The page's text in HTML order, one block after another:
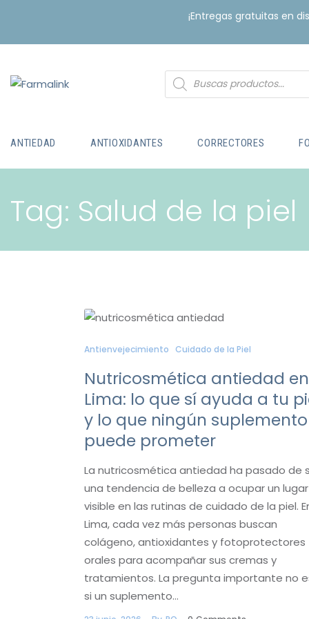
¡Entregas gratuitas en
ANTIEDAD ANTIOXIDANTES CORRECTORES
Tag: Salud de la piel
Antienvejecimiento Cuidado de la Piel
Nutricosmética antiedad en
Lima: lo que sí ayuda a tu
y lo que ningún suplemento
puede prometer
La nutricosmética antiedad ha pasado de
una tendencia de belleza a ocupar un lugar
visible en las rutinas de cuidado de la piel.
Lima, cada vez más personas buscan
colágeno, antioxidantes y fotoprotectores
orales para acompañar sus cremas y
tratamientos. La pregunta importante no
si un suplemento…